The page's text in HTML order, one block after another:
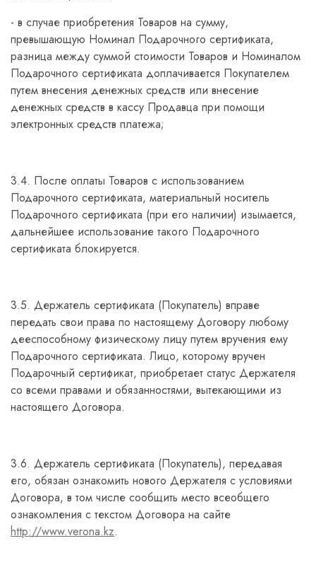
- в случае приобретения Товаров на сумму,
превышающую Номинал Подарочного сертификата,
разница между суммой стоимости Товаров и Номиналом
Подарочного сертификата доплачивается Покупателем
путем внесения денежных средств или внесение
денежных средств в кассу Продавца при помощи
электронных средств платежа;
3.4. После оплаты Товаров с использованием
Подарочного сертификата, материальный носитель
Подарочного сертификата (при его наличии) изымается,
дальнейшее использование такого Подарочного
сертификата блокируется.
3.5. Держатель сертификата (Покупатель) вправе
передать свои права по настоящему Договору любому
дееспособному физическому лицу путем вручения ему
Подарочного сертификата. Лицо, которому вручен
Подарочный сертификат, приобретает статус Держателя
со всеми правами и обязанностями, вытекающими из
настоящего Договора.
3.6. Держатель сертификата (Покупатель), передавая
его, обязан ознакомить нового Держателя с условиями
Договора, в том числе сообщить место всеобщего
ознакомления с текстом Договора на сайте
http://www.verona.kz.